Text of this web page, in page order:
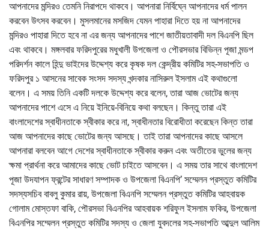
আপনাদের মন্দিরও তেমনি নিরাপদে থাকবে। আপনারা নির্বিঘ্নে আপনাদের ধর্ম পালন
করবেন উৎসব করবেন। মুসলমানের মসজিদ যেমন পাহারা দিতে হয় না আপনাদের
মন্দিরও পাহারা দিতে হবে না এর জন্য আপনাদের পাশে জাতীয়তাবাদী দল বিএনপি ছিল
এবং থাকবে। মঙ্গলবার ফরিদপুরের মধুখালী উপজেলা ও পৌরসভার বিভিন্ন পূজা মন্ডপ
পরিদর্শন কালে হিন্দু ভাইদের উদ্দেশ্য করে কৃষক দল কেন্দ্রীয় কমিটির সহ-সভাপতি ও
ফরিদপুর ১ আসনের সাবেক সংসদ সদস্য খন্দকার নাসিরুল ইসলাম এই কথাগুলো
বলেন। এ সময় তিনি একটি দলকে উদ্দেশ্য করে বলেন, তারা আজ ভোটের জন্য
আপনাদের পাশে এসে এ নিয়ে ইনিয়ে-বিনিয়ে কথা বলছেন। কিন্তু তারা এই
বাংলাদেশের স্বাধীনতাকে স্বীকার করে না, স্বাধীনতার বিরোধীতা করেছেন কিন্ত তারা
আজ আপনাদের কাছে ভোটের জন্য আসছে। তাই তারা আপনাদের কাছে আসলে
আপনারা বলবেন আগে দেশের স্বাধীনতাকে স্বীকার করুন এবং অতীতের ভুলের জন্য
ক্ষমা প্রার্থনা করে আমাদের কাছে ভোট চাইতে আসবেন। এ সময় তার সাথে বাংলাদেশ
পূজা উদযাপন ফ্রন্টের সাধারণ সম্পাদক ও উপজেলা বিএনপি’ সম্মেলন প্রস্তুত কমিটির
সদস্যসচিব বাবলু কুমার রায়, উপজেলা বিএনপি সম্মেলন প্রস্তুত কমিটির আহবায়ক
গোলাম মোস্তফা বাকি, পৌরসভা বিএনপির আহবায়ক শরিফুল ইসলাম ফকির, উপজেলা
বিএনপির সম্মেলন প্রস্তুত কমিটির সদস্য ও জেলা যুবদলের সহ-সভাপতি আব্দুল আলিম